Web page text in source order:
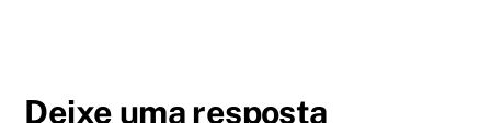
Deixe uma resposta